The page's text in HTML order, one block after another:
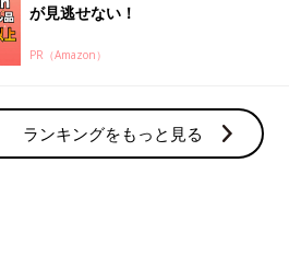
が見逃せない！
PR（Amazon）
ランキングをもっと見る